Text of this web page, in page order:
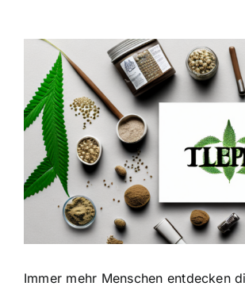
Zeige
grösseres
Bild
Immer mehr Menschen entdecken